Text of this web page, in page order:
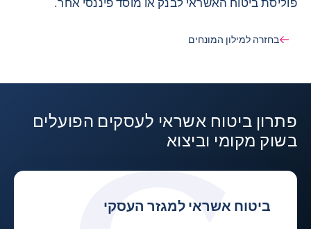
בחזרה למילון המונחים
פתרון ביטוח אשראי לעסקים הפועלים
בשוק מקומי וביצוא
ביטוח אשראי למגזר העסקי